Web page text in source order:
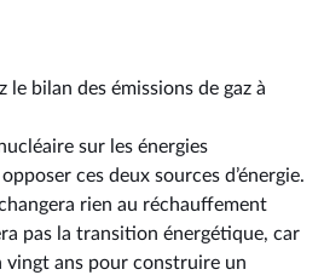
le bilan des émissions de gaz à
sur les énergies
ces deux sources d’énergie.
rien au réchauffement
pas la transition énergétique, car
ans pour construire un